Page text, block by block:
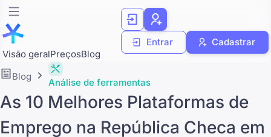
Visão geralPreçosBlog
Entrar Cadastrar
Blog
Análise de ferramentas
As 10 Melhores Plataformas de
Emprego na República Checa em